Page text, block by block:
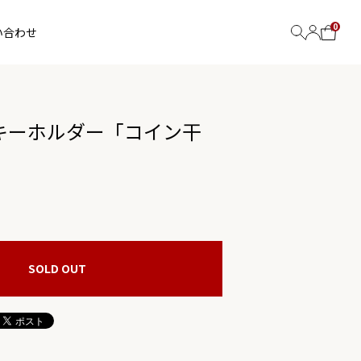
合わせ 0
ーホルダー「コイン干
SOLD OUT